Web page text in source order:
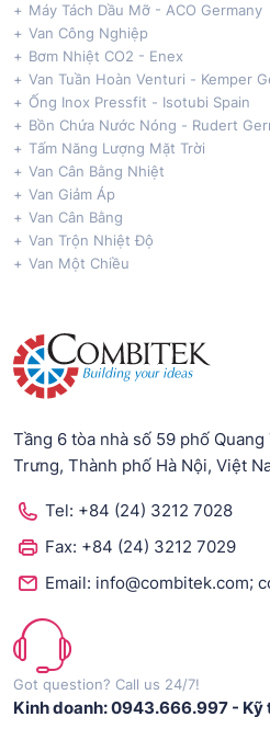
Máy Tách Dầu Mỡ - ACO Germany
Van Công Nghiệp
Bơm Nhiệt CO2 - Enex
Van Tuần Hoàn Venturi - Kemper
Ống Inox Pressfit - Isotubi Spain
Bồn Chứa Nước Nóng - Rudert
Tấm Năng Lượng Mặt Trời
Van Cân Bằng Nhiệt
Van Giảm Áp
Van Cân Bằng
Van Trộn Nhiệt Độ
Van Một Chiều
Tầng 6 tòa nhà số 59 phố
Trưng, Thành phố Hà Nội, Việt
Tel: +84 (24) 3212 7028
Fax: +84 (24) 3212 7029
Email: info@combitek.com;
Got question? Call us 24/7!
Kinh doanh: 0943.666.997 - Kỹ